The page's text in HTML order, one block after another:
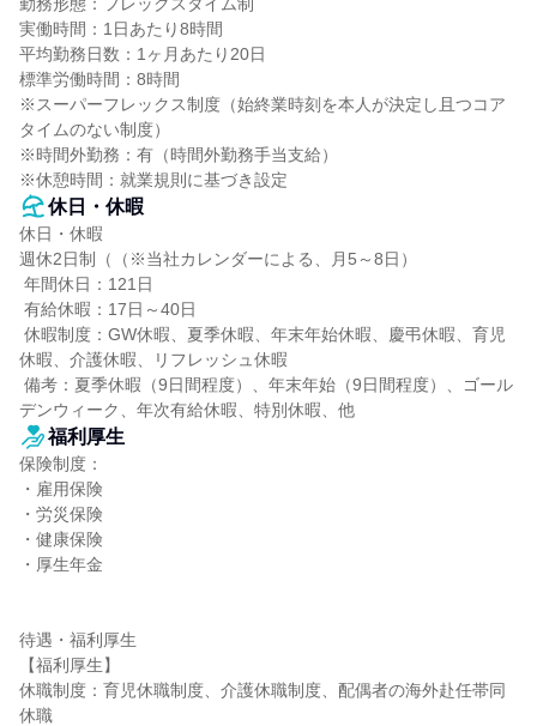
実働時間：1日あたり8時間
平均勤務日数：1ヶ月あたり20日
標準労働時間：8時間
※スーパーフレックス制度（始終業時刻を本人が決定し且つコア
タイムのない制度）
※時間外勤務：有（時間外勤務手当支給）
※休憩時間：就業規則に基づき設定
休日・休暇
休日・休暇
週休2日制（（※当社カレンダーによる、月5～8日）
休暇、介護休暇、リフレッシュ休暇
デンウィーク、年次有給休暇、特別休暇、他
福利厚生
保険制度：
・雇用保険
・労災保険
・健康保険
・厚生年金
待遇・福利厚生
【福利厚生】
休職制度：育児休職制度、介護休職制度、配偶者の海外赴任帯同
休職